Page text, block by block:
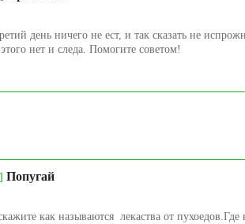
день ничего не ест, и так сказать не
нет и следа. Помогите советом!
Попугай
как называются лекаства от